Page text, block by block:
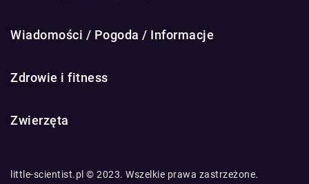
Wiadomości / Pogoda / Informacje
Zdrowie i fitness
Zwierzęta
little-scientist.pl © 2023. Wszelkie prawa zastrzeżone.